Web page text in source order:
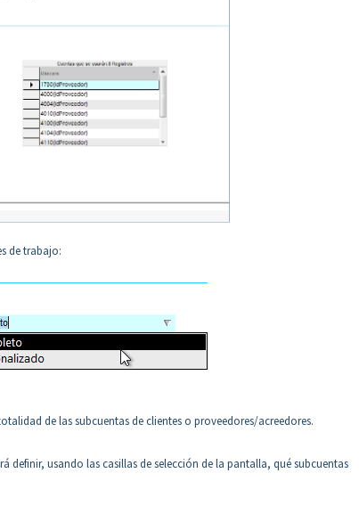
de trabajo:
de las subcuentas de clientes o proveedores/acreedores.
usando las casillas de selección de la pantalla, qué subcuentas